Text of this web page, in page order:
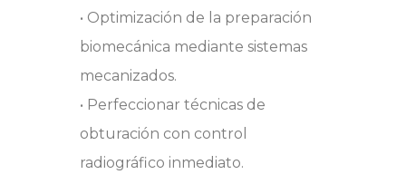
• Optimización de la preparación
biomecánica mediante sistemas
mecanizados.
• Perfeccionar técnicas de
obturación con control
radiográfico inmediato.